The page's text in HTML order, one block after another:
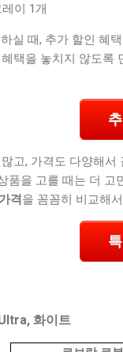
이 1개
실 때, 추가 할인 혜
택을 놓치지 않도록
고, 가격도 다양해서
품을 고를 때는 더 고
가격 을 꼼꼼히 비교해
화이트